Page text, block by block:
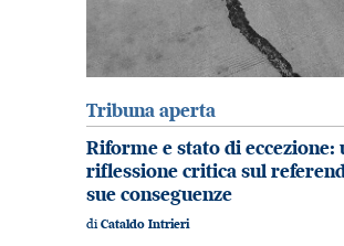
Tribuna aperta
Riforme e stato di eccezione:
riflessione critica sul
sue conseguenze
diCataldo Intrieri